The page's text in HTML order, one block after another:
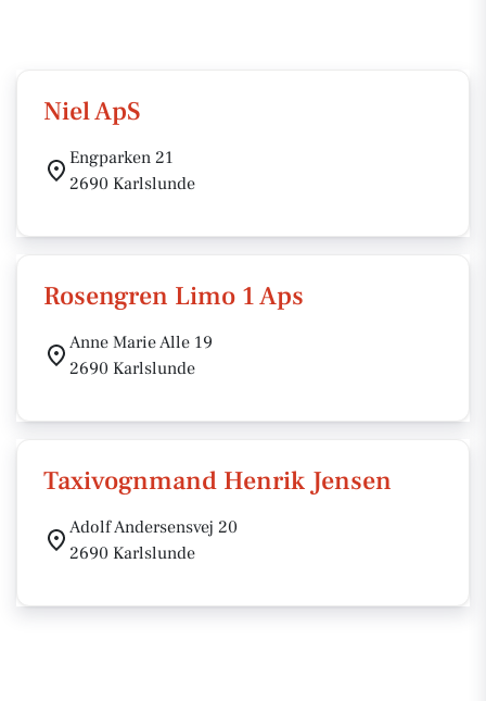
Niel ApS
Engparken 21
2690 Karlslunde
Rosengren Limo 1 Aps
Anne Marie Alle 19
2690 Karlslunde
Taxivognmand Henrik Jensen
Adolf Andersensvej 20
2690 Karlslunde